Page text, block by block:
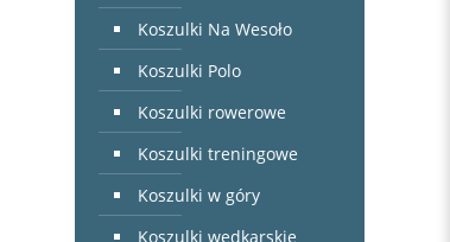
Koszulki Na Wesoło
Koszulki Polo
Koszulki rowerowe
Koszulki treningowe
Koszulki w góry
Koszulki wędkarskie